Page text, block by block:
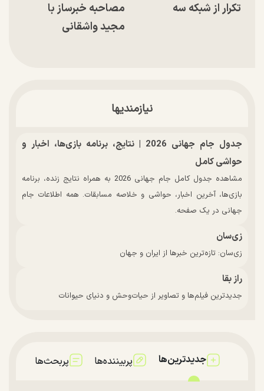
تکرار از شبکه سه
مصاحبه خبرساز با
مجید واشقانی
نیازمندیها
جدول جام جهانی 2026 | نتایج، برنامه بازی‌ها، اخبار و
حواشی کامل
مشاهده جدول کامل جام جهانی 2026 به همراه نتایج زنده، برنامه
بازی‌ها، آخرین اخبار، حواشی و خلاصه مسابقات. همه اطلاعات جام
جهانی در یک صفحه.
زی‌سان
زی‌سان: تازه‌ترین خبرها از ایران و جهان
راز بقا
جدیدترین فیلم‌ها و تصاویر از حیات‌وحش و دنیای حیوانات
جدیدترین‌ها پربیننده‌ها پربحث‌ها